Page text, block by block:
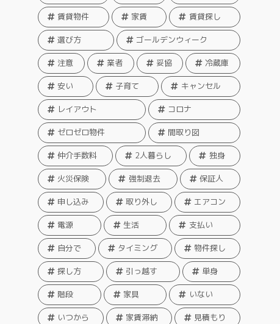
賃貸物件 家賃 賃貸探し
選び方 ゴールデンウィーク
注意 業者 妥協 冷蔵庫
安い 子育て キャンセル
レイアウト コロナ
ゼロゼロ物件 間取り図
仲介手数料 2人暮らし 独身
火災保険 強制退去 保証人
申し込み 取り外し エアコン
電源 生活 支払い
自分で タイミング 物件探し
探し方 引っ越す 単身
階段 家具 いない
いつから 家賃滞納 見積もり